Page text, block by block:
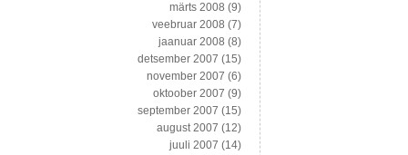
märts 2008 (9)
veebruar 2008 (7)
jaanuar 2008 (8)
detsember 2007 (15)
november 2007 (6)
oktoober 2007 (9)
september 2007 (15)
august 2007 (12)
juuli 2007 (14)